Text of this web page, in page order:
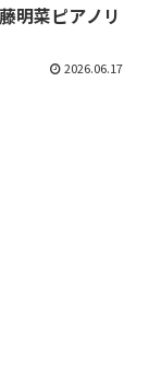
明菜ピアノリ
2026.06.17